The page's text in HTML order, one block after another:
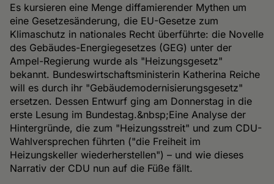
Es kursieren eine Menge diffamierender Mythen um
eine Gesetzesänderung, die EU-Gesetze zum
Klimaschutz in nationales Recht überführte: die Novelle
des Gebäudes-Energiegesetzes (GEG) unter der
Ampel-Regierung wurde als "Heizungsgesetz"
bekannt. Bundeswirtschaftsministerin Katherina Reiche
will es durch ihr "Gebäudemodernisierungsgesetz"
ersetzen. Dessen Entwurf ging am Donnerstag in die
erste Lesung im Bundestag.&nbsp;Eine Analyse der
Hintergründe, die zum "Heizungsstreit" und zum CDU-
Wahlversprechen führten ("die Freiheit im
Heizungskeller wiederherstellen") – und wie dieses
Narrativ der CDU nun auf die Füße fällt.